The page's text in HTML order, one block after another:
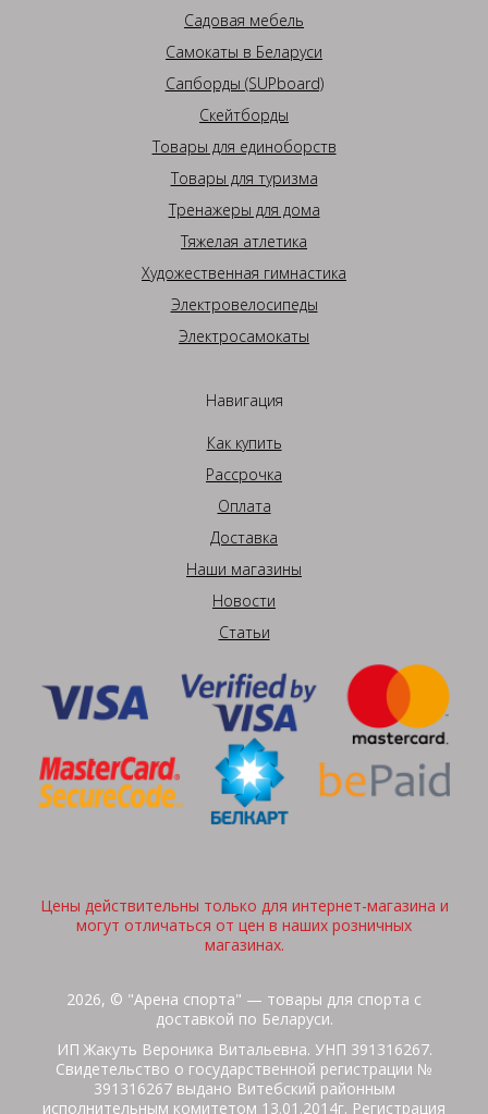
Садовая мебель
Самокаты в Беларуси
Сапборды (SUPboard)
Скейтборды
Товары для единоборств
Товары для туризма
Тренажеры для дома
Тяжелая атлетика
Художественная гимнастика
Электровелосипеды
Электросамокаты
Навигация
Как купить
Рассрочка
Оплата
Доставка
Наши магазины
Новости
Статьи
Цены действительны только для интернет-магазина и
могут отличаться от цен в наших розничных
магазинах.
2026, © "Арена спорта" — товары для спорта с
доставкой по Беларуси.
ИП Жакуть Вероника Витальевна. УНП 391316267.
Свидетельство о государственной регистрации №
391316267 выдано Витебский районным
исполнительным комитетом 13.01.2014г. Регистрация